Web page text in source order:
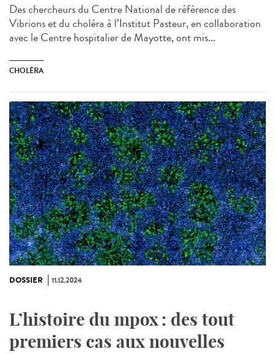
Des chercheurs du Centre National de référence des
Vibrions et du choléra à l’Institut Pasteur, en collaboration
avec le Centre hospitalier de Mayotte, ont mis...
CHOLÉRA
DOSSIER 11.12.2024
L’histoire du mpox : des tout
premiers cas aux nouvelles